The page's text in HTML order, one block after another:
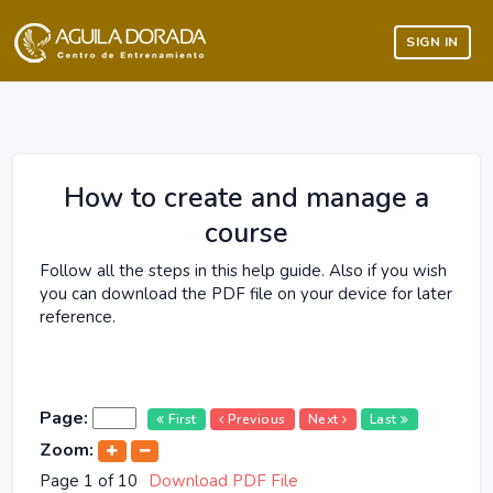
SIGN IN
How to create and manage a
course
Follow all the steps in this help guide. Also if you wish
you can download the PDF file on your device for later
reference.
Page: First Previous Next Last
Zoom:
Page 1 of 10 Download PDF File